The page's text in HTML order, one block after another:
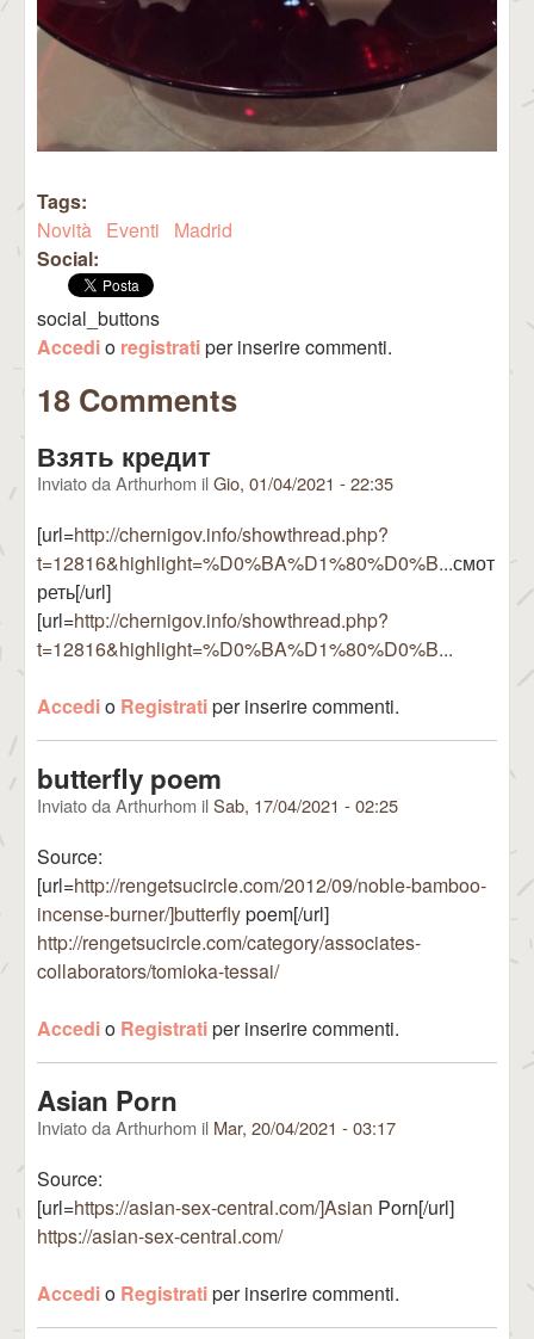
Tags:
Novità Eventi
Madrid
Social:
social_buttons
Accedio registratiper inserire commenti.
18 Comments
Взять кредит
Inviato daArthurhom ilGio, 01/04/2021 - 22:35
[url=http://chernigov.info/showthread.php?
t=12816&highlight=%D0%BA%D1%80%D0%B...смот
реть[/url]
[url=http://chernigov.info/showthread.php?
t=12816&highlight=%D0%BA%D1%80%D0%B...
Accedio Registratiper inserire commenti.
butterfly poem
Inviato daArthurhom ilSab, 17/04/2021 - 02:25
Source:
[url=http://rengetsucircle.com/2012/09/noble-bamboo-
incense-burner/]butterflypoem[/url]
http://rengetsucircle.com/category/associates-
collaborators/tomioka-tessai/
Accedio Registratiper inserire commenti.
Asian Porn
Inviato daArthurhom il Mar, 20/04/2021 - 03:17
Source:
[url=https://asian-sex-central.com/]Asian Porn[/url]
https://asian-sex-central.com/
Accedio Registratiper inserire commenti.